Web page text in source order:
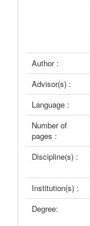
Author :
Advisor(s) :
Language :
Number of
pages :
Discipline(s) :
Institution(s) :
Degree: